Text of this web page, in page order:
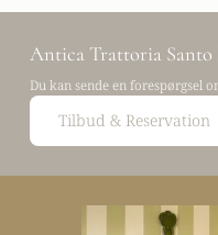
Antica Trattoria Santo
Du kan sende en forespørgsel
Tilbud & Reservation